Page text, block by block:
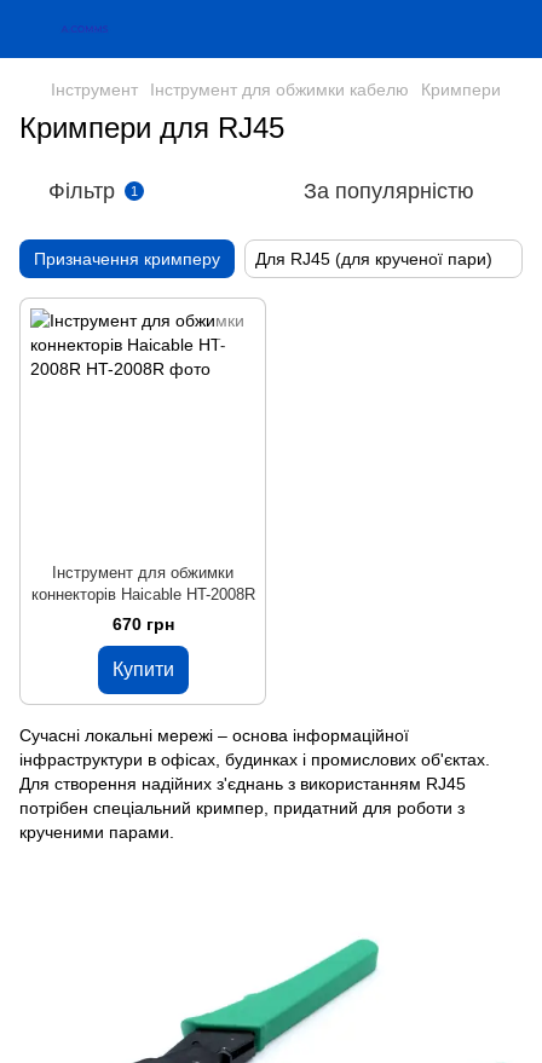
Інструмент Інструмент для обжимки кабелю Кримпери
Кримпери для RJ45
Фільтр 1 За популярністю
Призначення кримперу Для RJ45 (для крученої пари)
Інструмент для обжимки
коннекторів Haicable HT-2008R
670 грн
Купити
Сучасні локальні мережі – основа інформаційної
інфраструктури в офісах, будинках і промислових об'єктах.
Для створення надійних з'єднань з використанням RJ45
потрібен спеціальний кримпер, придатний для роботи з
крученими парами.